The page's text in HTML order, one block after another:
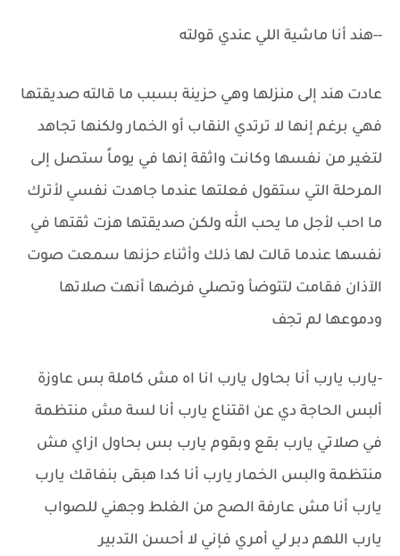
-‏-هند أنا ماشية اللي عندي قولته
عادت هند إلى منزلها وهي حزينة بسبب ما قالته صديقتها
فهي برغم إنها لا ترتدي النقاب أو الخمار ولكنها تجاهد
لتغير من نفسها وكانت واثقة إنها في يوماً ستصل إلى
المرحلة التي ستقول فعلتها عندما جاهدت نفسي لأترك
ما احب لأجل ما يحب الله ولكن صديقتها هزت ثقتها في
نفسها عندما قالت لها ذلك وأثناء حزنها سمعت صوت
الآذان فقامت لتتوضأ وتصلي فرضها أنهت صلاتها
ودموعها لم تجف
-يارب يارب أنا بحاول يارب انا اه مش كاملة بس عاوزة
ألبس الحاجة دي عن اقتناع يارب أنا لسة مش منتظمة
في صلاتي يارب بقع وبقوم يارب بس بحاول ازاي مش
منتظمة والبس الخمار يارب أنا كدا هبقى بنفاقك يارب
يارب أنا مش عارفة الصح من الغلط وجهني للصواب
يارب اللهم دبر لي أمري فإني لا أحسن التدبير